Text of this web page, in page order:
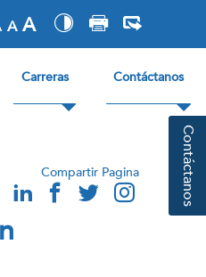
A A
Carreras Contáctanos
Contáctanos
Compartir Pagina